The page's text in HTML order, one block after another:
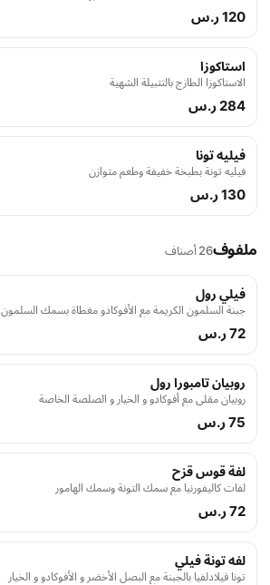
120 ر.س
استاكوزا
الاستاكوزا الطازج بالتتبيلة الشهية
284 ر.س
فيليه تونا
فيليه تونة بطبخة خفيفة وطعم متوازن
130 ر.س
ملفوف26 أصناف
فيلي رول
جبنة السلمون الكريمة مع الأفوكادو مغطاة بسمك السلمون
72 ر.س
روبيان تامبورا رول
روبيان مقلي مع أفوكادو و الخيار و الصلصة الخاصة
75 ر.س
لفة قوس قزح
لفات كاليفورنيا مع سمك التونة وسمك الهامور
72 ر.س
لفه تونة فيلي
تونا فيلادلفيا بالجبنة مع البصل الأخضر و الأفوكادو و الخيار